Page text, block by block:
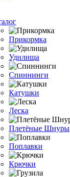
Прикормка
Удилища
Спиннинги
Катушки
Леска
Плетёные Шнуры
Поплавки
Крючки